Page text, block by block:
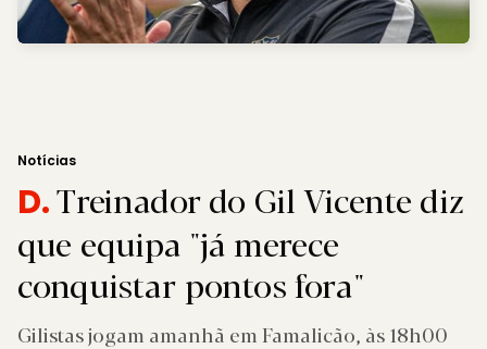
Notícias
D.Treinador do Gil Vicente diz
que equipa "já merece
conquistar pontos fora"
Gilistas jogam amanhã em Famalicão, às 18h00